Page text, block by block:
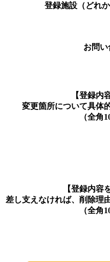
登録施設（どれ
お問
【登録内
変更箇所について具体
（全角
【登録内容
差し支えなければ、削除理
（全角